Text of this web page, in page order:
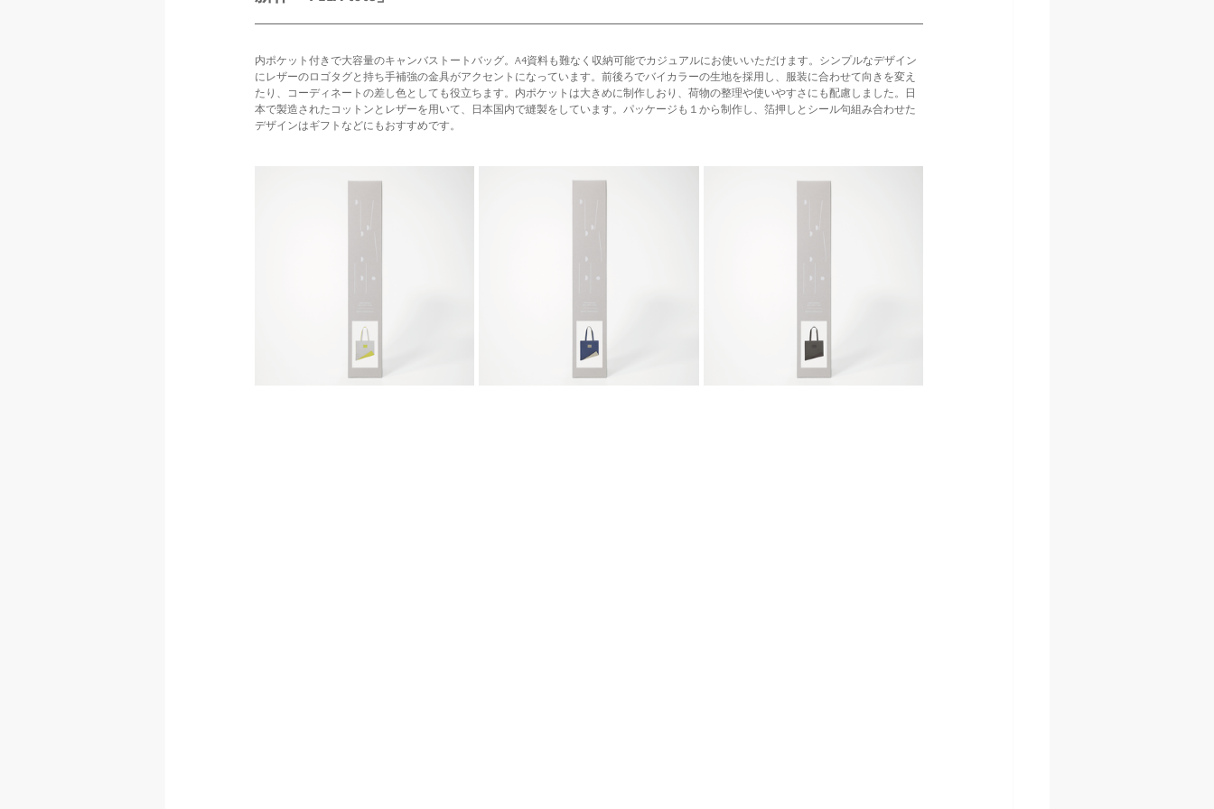
内ポケット付きで大容量のキャンバストートバッグ。A4資料も難なく収納可能でカジュアルにお使いいただけます。シンプルなデザイン
にレザーのロゴタグと持ち手補強の金具がアクセントになっています。前後ろでバイカラーの生地を採用し、服装に合わせて向きを変え
たり、コーディネートの差し色としても役立ちます。内ポケットは大きめに制作しおり、荷物の整理や使いやすさにも配慮しました。日
本で製造されたコットンとレザーを用いて、日本国内で縫製をしています。パッケージも１から制作し、箔押しとシール句組み合わせた
デザインはギフトなどにもおすすめです。